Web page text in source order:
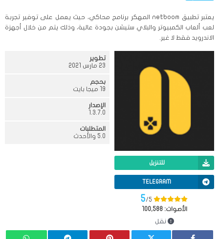
يعتبر تطبيق netboom المهكر برنامج محاكي، حيث يعمل على توفير تجربة
لعب ألعاب الكمبيوتر والبلاي ستيشن بجودة عالية، وذلك يتم من خلال أجهزة
الاندرويد فقط لا غير.
للتنزيل
TELEGRAM
5/5
الأصوات:100,588
نقل
تطوير
23 مارس 2021
بحجم
19 ميجا بايت
الإصدار
1.3.7.0
المتطلبات
5.0 والأحدث